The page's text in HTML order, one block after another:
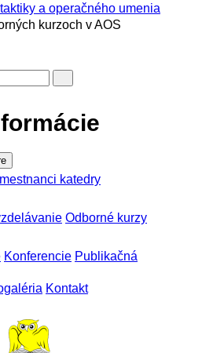
a operačného umenia
kurzoch v AOS
katedry
Odborné kurzy
Konferencie Publikačná
Kontakt